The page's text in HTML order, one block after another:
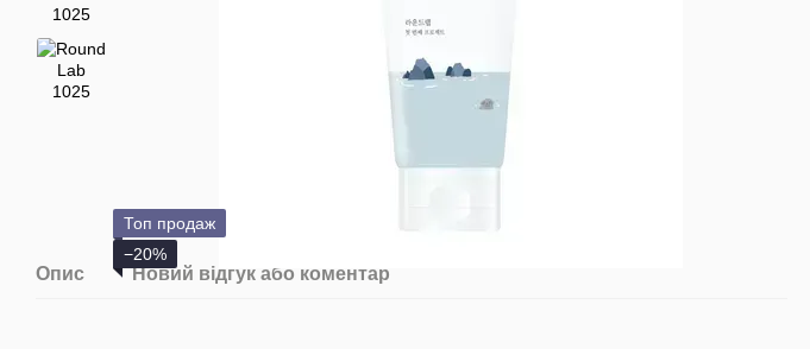
Топ продаж
−20%
Опис Новий відгук або коментар